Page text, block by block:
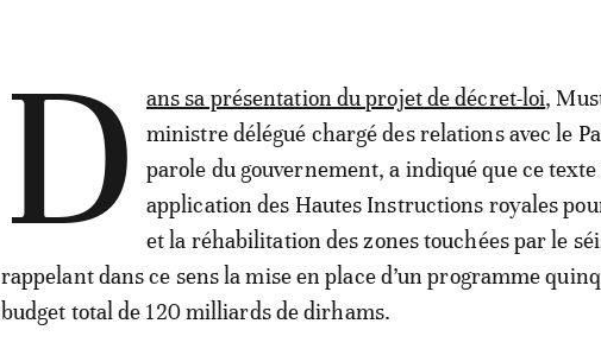
D ans sa présentation du projet de décret-loi,
ministre délégué chargé des relations avec le
parole du gouvernement, a indiqué que ce
application des Hautes Instructions royales
et la réhabilitation des zones touchées par le
rappelant dans ce sens la mise en place d’un programme
budget total de 120 milliards de dirhams.